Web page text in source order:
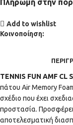
Πληρωμή στην
Add to wishlist
Κοινοποίηση:
TENNIS FUN AMF CL S
πάτου Air Memory
σχέδιο που έχει
προστασία.
αποτελεσματική